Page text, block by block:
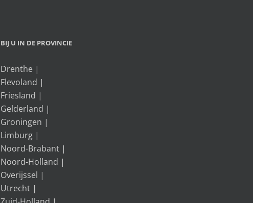
BIJ U IN DE PROVINCIE
Drenthe |
Flevoland |
Friesland |
Gelderland |
Groningen |
Limburg|
Noord-Brabant|
Noord-Holland |
Overijssel |
Utrecht|